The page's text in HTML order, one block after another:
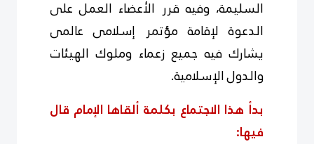
السليمة، وفيه قرر الأعضاء العمل على
الدعوة لإقامة مؤتمر إسلامى عالمى
يشارك فيه جميع زعماء وملوك الهيئات
والدول الإسلامية.
بدأ هذا الاجتماع بكلمة ألقاها الإمام قال
فيها: